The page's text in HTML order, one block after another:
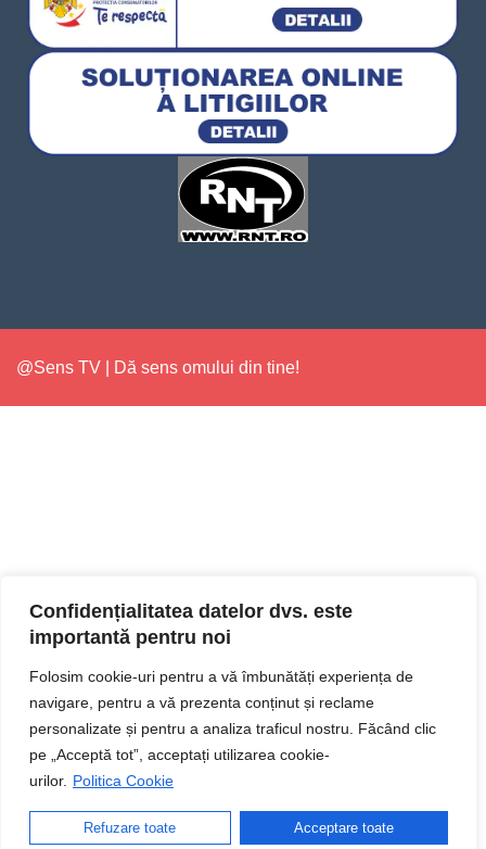
Confidențialitatea datelor dvs. este
importantă pentru noi
Folosim cookie-uri pentru a vă îmbunătăți experiența de
navigare, pentru a vă prezenta conținut și reclame
personalizate și pentru a analiza traficul nostru. Făcând clic
pe „Acceptă tot”, acceptați utilizarea cookie-
urilor. Politica Cookie
Refuzare toate Acceptare toate
@Sens TV | Dă sens omului din tine!